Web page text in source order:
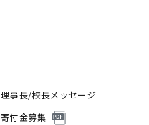
理事長/校長メッセージ
寄付金募集